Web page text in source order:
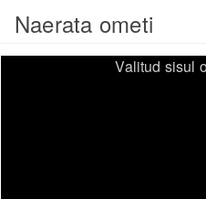
Naerata ometi
Valitud sisul